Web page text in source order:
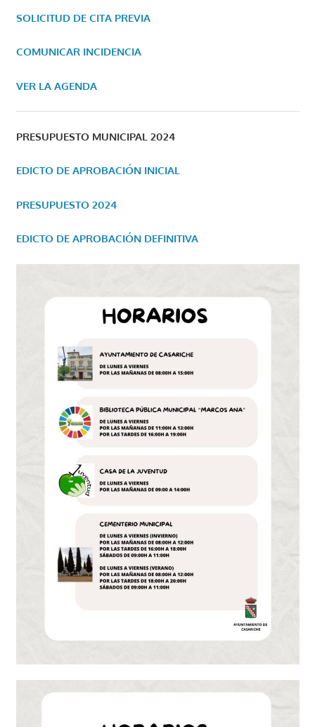
SOLICITUD DE CITA PREVIA
COMUNICAR INCIDENCIA
VER LA AGENDA
PRESUPUESTO MUNICIPAL 2024
EDICTO DE APROBACIÓN INICIAL
PRESUPUESTO 2024
EDICTO DE APROBACIÓN DEFINITIVA